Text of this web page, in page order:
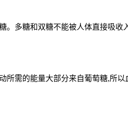
多糖和双糖不能被人体直接吸
需的能量大部分来自葡萄糖,所